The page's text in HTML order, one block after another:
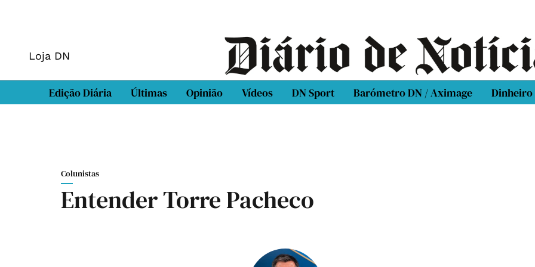
Loja DN
Edição Diária Últimas Opinião Vídeos DN Sport Barómetro DN / Aximage Dinheiro
Colunistas
Entender Torre Pacheco